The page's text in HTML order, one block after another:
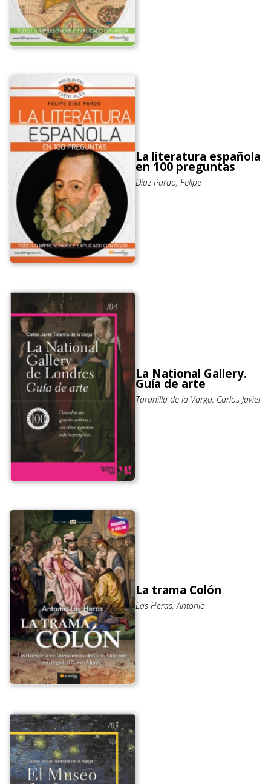
La literatura española
en 100 preguntas
Díaz Pardo, Felipe
La National Gallery.
Guía de arte
Taranilla de la Varga, Carlos Javier
La trama Colón
Las Heras, Antonio